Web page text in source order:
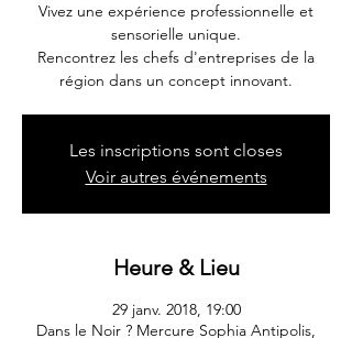
Vivez une expérience professionnelle et
sensorielle unique.
Rencontrez les chefs d'entreprises de la
région dans un concept innovant.
Les inscriptions sont closes
Voir autres événements
Heure & Lieu
29 janv. 2018, 19:00
Dans le Noir ? Mercure Sophia Antipolis,